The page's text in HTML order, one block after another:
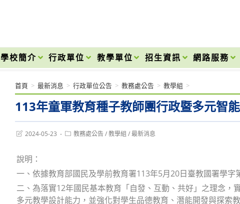
學校簡介 行政單位 教學單位 招生資訊 網路服務
113年童軍教育種子教師團行政暨多元智
首頁 > 最新消息 > 行政單位公告 > 教務處公告 > 教學組 >
Post2024-05-23
Post教務處公告 / 教學組 / 最新消息
說明：
一、依據教育部國民及學前教育署113年5月20日臺教國署學字
二、為落實12年國民基本教育「自發、互動、共好」之理念
多元教學設計能力，並強化對學生品德教育、潛能開發與探索